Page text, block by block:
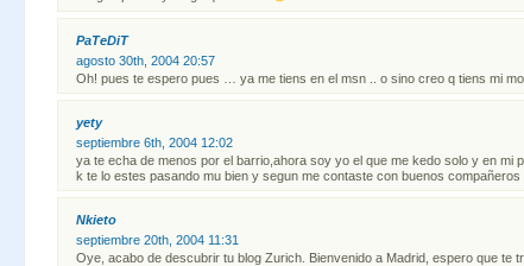
PaTeDiT
agosto 30th, 2004 20:57
Oh! pues te espero pues … ya me tiens en el msn .. o sino creo q tiens mi
yety
septiembre 6th, 2004 12:02
ya te echa de menos por el barrio,ahora soy yo el que me kedo solo y en mi
k te lo estes pasando mu bien y segun me contaste con buenos compañeros
Nkieto
septiembre 20th, 2004 11:31
Oye, acabo de descubrir tu blog Zurich. Bienvenido a Madrid, espero que te